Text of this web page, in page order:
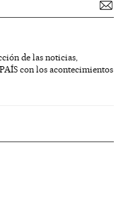
de las noticias,
con los acontecimientos